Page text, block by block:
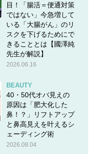
目！「腸活＝便通対策
ではない」今急増して
いる「大腸がん」のリ
スクを下げるためにで
きることとは【國澤純
先生が解説】
2026.06.16
BEAUTY
40・50代オバ見えの
原因は「肥大化した
鼻！？」リフトアップ
と鼻高見えを叶えるシ
ェーディング術
2026.08.04